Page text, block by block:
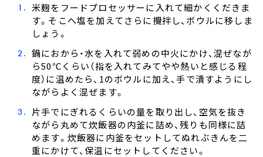
米麹をフードプロセッサーに入れて細かくくだきま
す。そこへ塩を加えてさらに攪拌し、ボウルに移しま
しょう。
鍋におから・水を入れて弱めの中火にかけ、混ぜなが
ら50℃くらい（指を入れてみてやや熱いと感じる程
度）に温めたら、1のボウルに加え、手で潰すようにし
ながらよく混ぜます。
片手でにぎれるくらいの量を取り出し、空気を抜き
ながら丸めて炊飯器の内釜に詰め、残りも同様に詰
めます。炊飯器に内釜をセットしてぬれぶきんを二
重にかけて、保温にセットしてください。